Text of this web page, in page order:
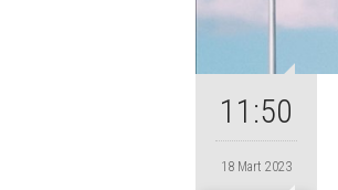
11:50
18 Mart 2023